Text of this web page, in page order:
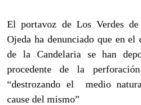
El portavoz de Los Verdes
Ojeda ha denunciado que en el
de la Candelaria se han
procedente de la
“destrozando el
medio
cause del mismo”